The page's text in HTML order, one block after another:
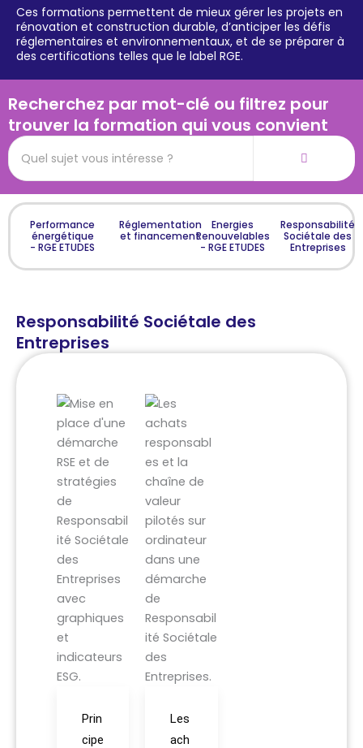
Ces formations permettent de mieux gérer les projets en
rénovation et construction durable, d’anticiper les défis
réglementaires et environnementaux, et de se préparer à
des certifications telles que le label RGE.
Recherchez par mot-clé ou filtrez pour
trouver la formation qui vous convient
Performance
énergétique
- RGE ETUDES
Réglementation
et financement
Energies
Renouvelables
- RGE ETUDES
Responsabilité
Sociétale des
Entreprises
Responsabilité Sociétale des
Entreprises
Prin
cipe
Les
ach